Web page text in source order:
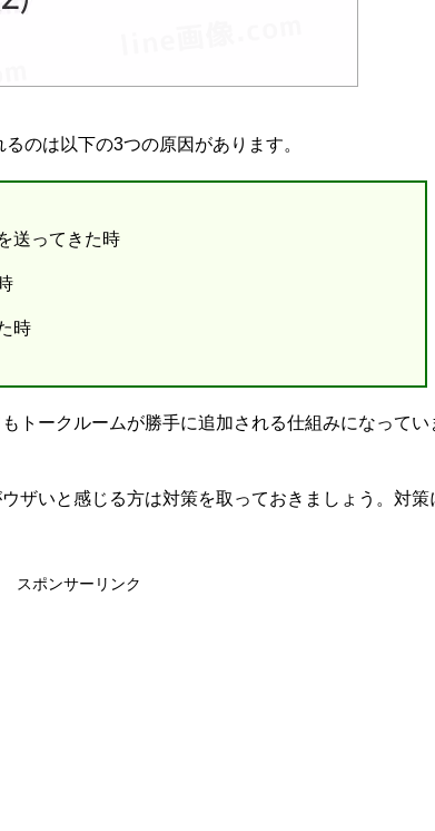
のは以下の3つの原因があります。
送ってきた時
時
トークルームが勝手に追加される仕組みになってい
ザいと感じる方は対策を取っておきましょう。対策
スポンサーリンク